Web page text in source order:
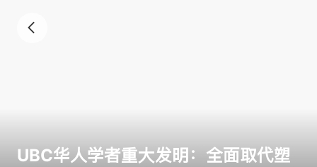
UBC华人学者重大发明：全面取代塑